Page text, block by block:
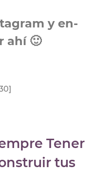
y en-
ahí 🙂
Tener
tus